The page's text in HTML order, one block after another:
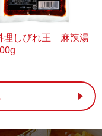
理しびれ王 麻辣湯